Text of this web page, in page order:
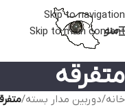
Skip to navigation
Skip to main content
منو
متفرقه
خانه/دوربین مدار بسته/